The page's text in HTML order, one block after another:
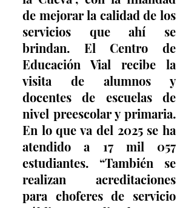
de mejorar la calidad de los
servicios que ahí se
brindan. El Centro de
Educación Vial recibe la
visita de alumnos y
docentes de escuelas de
nivel preescolar y primaria.
En lo que va del 2025 se ha
atendido a 17 mil 057
estudiantes. “También se
realizan acreditaciones
para choferes de servicio